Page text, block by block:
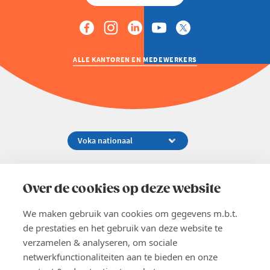
Over de cookies op deze website
We maken gebruik van cookies om gegevens m.b.t.
de prestaties en het gebruik van deze website te
verzamelen & analyseren, om sociale
netwerkfunctionaliteiten aan te bieden en onze
ALLE KANTOREN EN MEDEWERKERS
02 229 81 11